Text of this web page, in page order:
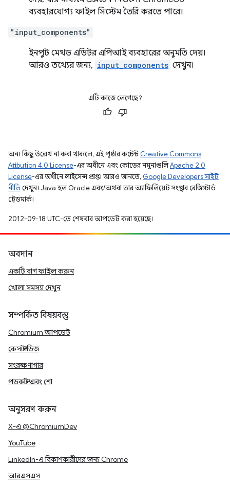
ব্যবহারযোগ্য ফাইল সিস্টেম তৈরি করতে পারে।
"input_components"
ইনপুট মেথড এডিটর এপিআই ব্যবহারের অনুমতি দেয়।
আরও তথ্যের জন্য, input_components দেখুন।
এটি কাজে লেগেছে?
অন্য কিছু উল্লেখ না করা থাকলে, এই পৃষ্ঠার কন্টেন্ট Creative Commons
Attribution 4.0 License-এর অধীনে এবং কোডের নমুনাগুলিApache 2.0
License-এর অধীনে লাইসেন্স প্রাপ্ত। আরও জানতে, Google Developers সাইট
নীতিদেখুন। Java হল Oracle এবং/অথবা তার অ্যাফিলিয়েট সংস্থার রেজিস্টার্ড
ট্রেডমার্ক।
2012-09-18 UTC-তে শেষবার আপডেট করা হয়েছে।
অবদান
একটি বাগ ফাইল করুন
খোলা সমস্যা দেখুন
সম্পর্কিত বিষয়বস্তু
Chromium আপডেট
কেস স্টাডিজ
সংরক্ষণাগার
পডকাস্ট এবং শো
অনুসরণ করুন
X-এ @ChromiumDev
YouTube
LinkedIn-এ বিকাশকারীদের জন্য Chrome
আরএসএস